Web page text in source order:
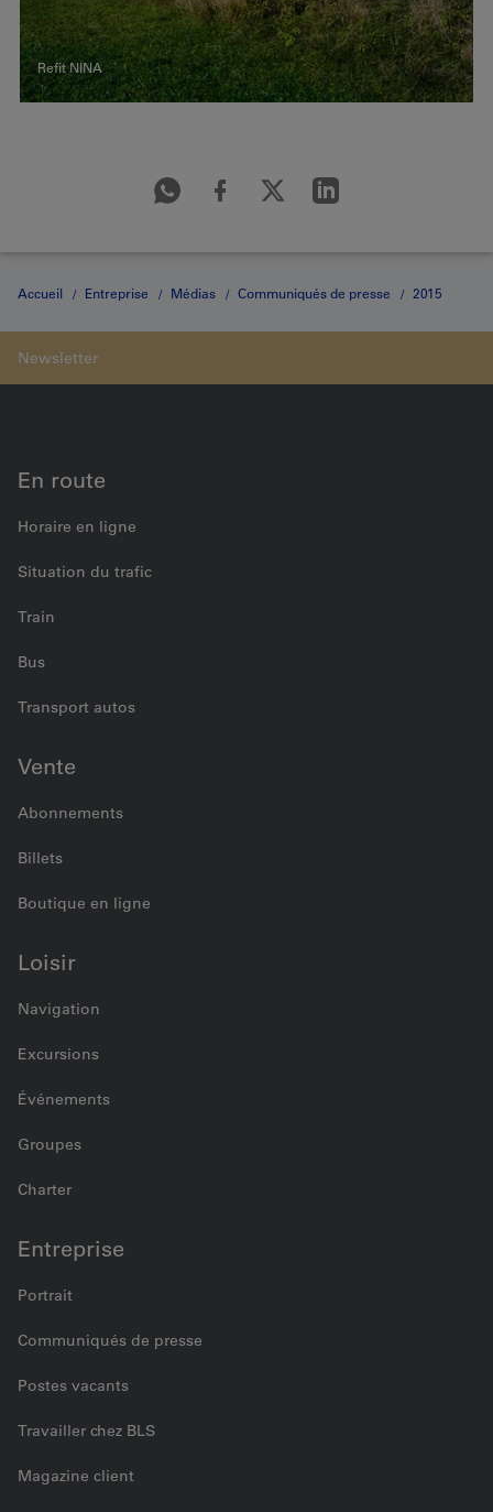
Refit NINA
Accueil Entreprise Médias Communiqués de presse 2015
En route
Horaire en ligne
Situation du trafic
Train
Bus
Transport autos
Vente
Abonnements
Billets
Boutique en ligne
Loisir
Navigation
Excursions
Événements
Groupes
Charter
Entreprise
Portrait
Communiqués de presse
Postes vacants
Travailler chez BLS
Magazine client